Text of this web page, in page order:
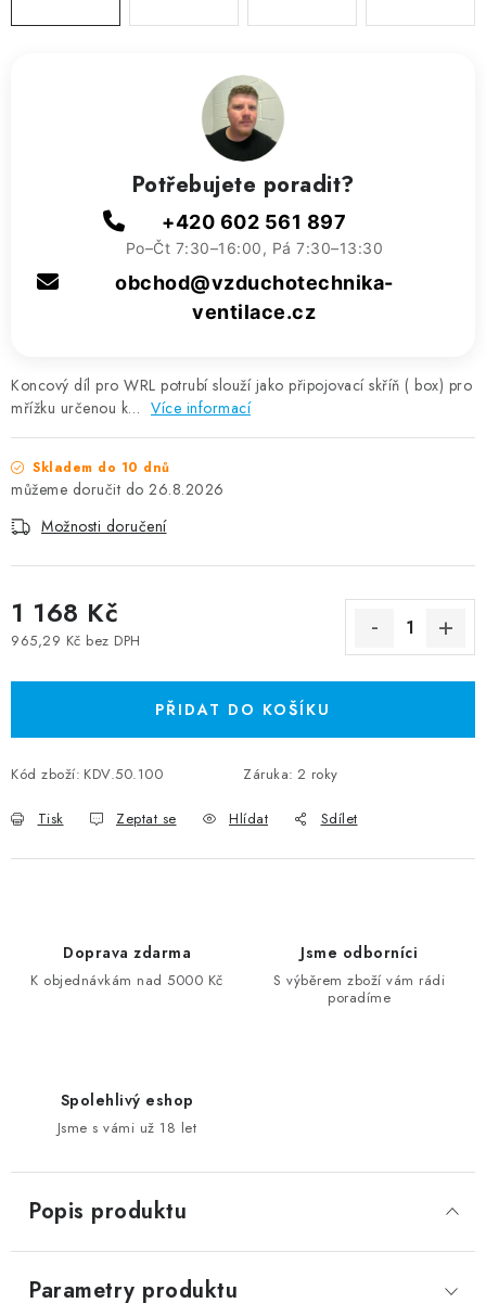
Koncový díl pro WRL potrubí slouží jako připojovací skříň ( box) pro
mřížku určenou k… Více informací
Skladem do 10 dnů
26.8.2026
Možnosti doručení
1 168 Kč
965,29 Kč bez DPH
PŘIDAT DO KOŠÍKU
Kód zboží: KDV.50.100 Záruka: 2 roky
Tisk Zeptat se Hlídat Sdílet
Potřebujete poradit?
+420 602 561 897
Po–Čt 7:30–16:00, Pá 7:30–13:30
obchod@vzduchotechnika-
ventilace.cz
Doprava zdarma
K objednávkám nad 5000 Kč
Jsme odborníci
S výběrem zboží vám rádi
poradíme
Spolehlivý eshop
Jsme s vámi už 18 let
Popis produktu
Parametry produktu